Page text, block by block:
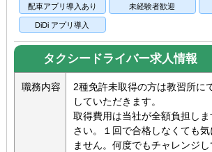
配車アプリ導入あり 未経験者歓迎
DiDi アプリ導入
タクシードライバー求人情報
職務内容
2種免許未取得の方は教習所に
していただきます。
取得費用は当社が全額負担し
さい。１回で合格しなくても
ません。何度でもチャレンジ